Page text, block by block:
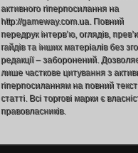
активного гіперпосилання на
http://gameway.com.ua. Повний
передрук інтерв’ю, оглядів,
гайдів та інших матеріалів без
редакції – заборонений.
лише часткове цитування з
гіперпосиланням на повний текст
статті. Всі торгові марки є
правовласників.